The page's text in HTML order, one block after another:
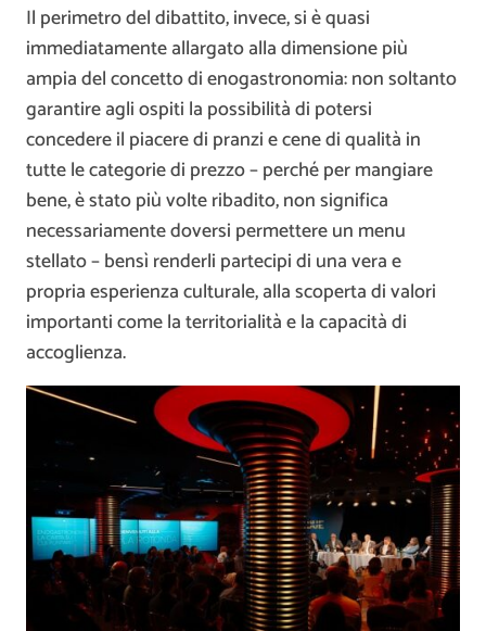
Il perimetro del dibattito, invece, si è quasi
immediatamente allargato alla dimensione più
ampia del concetto di enogastronomia: non soltanto
garantire agli ospiti la possibilità di potersi
concedere il piacere di pranzi e cene di qualità in
tutte le categorie di prezzo – perché per mangiare
bene, è stato più volte ribadito, non significa
necessariamente doversi permettere un menu
stellato – bensì renderli partecipi di una vera e
propria esperienza culturale, alla scoperta di valori
importanti come la territorialità e la capacità di
accoglienza.